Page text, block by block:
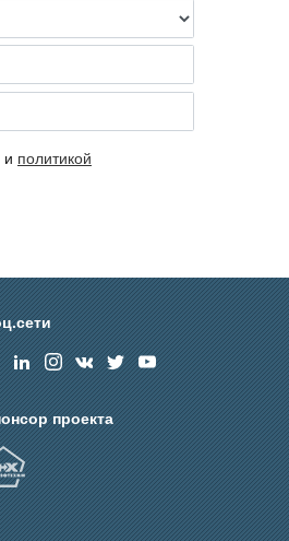
и политикой
проекта